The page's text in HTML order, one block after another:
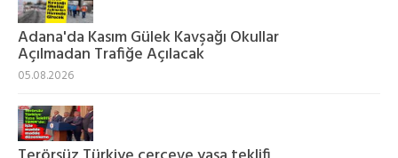
Adana'da Kasım Gülek Kavşağı Okullar
Açılmadan Trafiğe Açılacak
05.08.2026